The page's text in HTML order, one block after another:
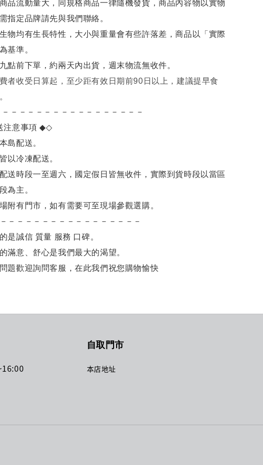
品流動量大，同規格商品一律隨機發貨，商品內容物以實物
指定品牌請先與我們聯絡。
物均有生長特性，大小與重量會有些許落差，商品以「實際
基準。
點前下單，約兩天內出貨，週末物流無收件。
者收受日算起，至少距有效日期前90日以上，建議提早食
－－－－－－－－－－－－－－－－－
注意事項◆◇
島配送。
以冷凍配送。
送時段一至週六，國定假日皆無收件，實際到貨時段以當區
為主。
附有門市，如有需要可至現場參觀選購。
－－－－－－－－－－－－－－－－
是誠信 質量 服務 口碑。
滿意、舒心是我們最大的渴望。
題歡迎詢問客服，在此我們祝您購物愉快
自取門市
本店地址